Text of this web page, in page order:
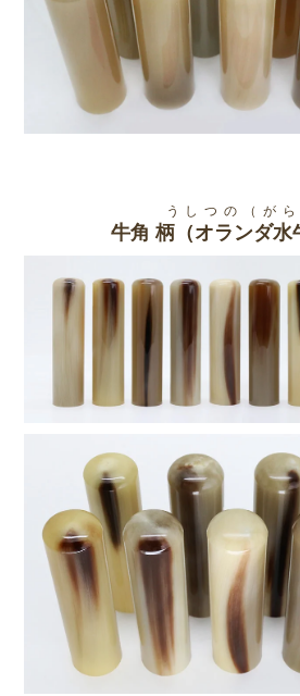
うしつの（がら
牛角 柄（オランダ水